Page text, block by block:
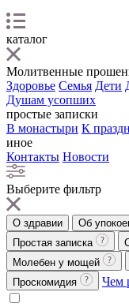
каталог
Молитвенные
Здоровье Семья Дети
Душам усопших
простые записки
В монастыри К
иное
Контакты Новости
Выберите фильтр
О здравии
Об
Простая записка
Молебен у мощей
Проскомидия
Чем